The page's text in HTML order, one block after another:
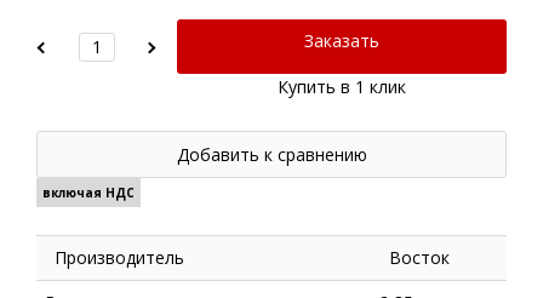
Заказать
Купить в 1 клик
Добавить к сравнению
включая НДС
Производитель
Восток